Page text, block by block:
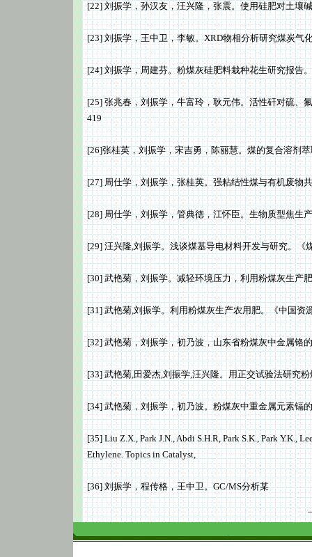
[22] 刘振学，孙汉友，汪兴隆，张震。使用硅肥对土壤
[23] 刘振学，王中卫，李敏。XRD物相分析研究煤炭气
[24] 刘振学，周建芬。粉煤灰硅肥料栽种花生研究报告
[25] 张兆春，刘振学，牛富玲，耿元伟。活性矸对硫、
419
[26]张桂英，刘振学，宋吉勇，陈丽慧。煤的复合溶剂
[27] 周仕学，刘振学，张桂英。强粘结性煤与有机废物
[28] 周仕学，刘振学，管典德，江怀臣。生物质型焦生
[29] 汪兴隆,刘振学。浅谈煤基导电材料开发与研究。《
[30] 武艳菊，刘振学。减轻环境压力，利用粉煤灰生产
[31] 武艳菊,刘振学。利用粉煤灰生产农用肥。《中国资
[32] 武艳菊，刘振学，初乃波，山东省粉煤灰中金属铬
[33] 武艳菊,田爱杰,刘振学,汪兴隆。用正交试验法研究
[34] 武艳菊，刘振学，初乃波。粉煤灰中重金属元素镉
[35] Liu Z.X., Park J.N., Abdi S.H.R, Park S.K., Park Y.K.,
Ethylene. Topics in Catalyst,
[36] 刘振学，程传格，王中卫。GC/MS分析某